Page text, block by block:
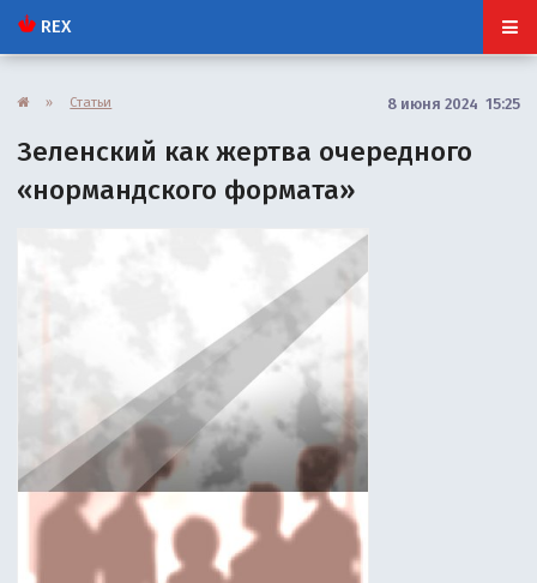
REX
» Статьи 8 июня 2024 15:25
Зеленский как жертва очередного
«нормандского формата»